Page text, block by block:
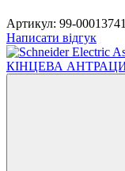
Артикул: 99-00013741
Написати відгук